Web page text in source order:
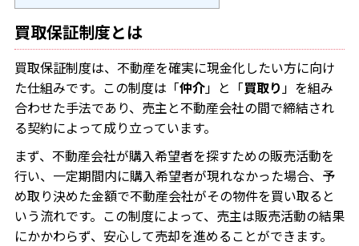
買取保証制度とは
買取保証制度は、不動産を確実に現金化したい方に向け
た仕組みです。この制度は「仲介」と「買取り」を組み
合わせた手法であり、売主と不動産会社の間で締結され
る契約によって成り立っています。
まず、不動産会社が購入希望者を探すための販売活動を
行い、一定期間内に購入希望者が現れなかった場合、予
め取り決めた金額で不動産会社がその物件を買い取ると
いう流れです。この制度によって、売主は販売活動の結果
にかかわらず、安心して売却を進めることができます。